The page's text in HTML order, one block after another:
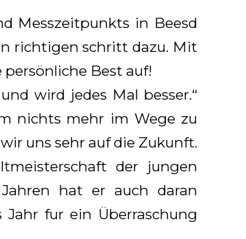
Messzeitpunkts in Beesd
richtigen schritt dazu. Mit
persönliche Best auf!
wird jedes Mal besser.“
nichts mehr im Wege zu
uns sehr auf die Zukunft.
der jungen
hat er auch daran
fur ein Überraschung